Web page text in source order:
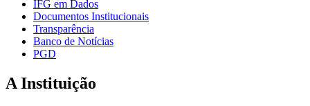
IFG em Dados
Documentos Institucionais
Transparência
Banco de Notícias
PGD
A Instituição